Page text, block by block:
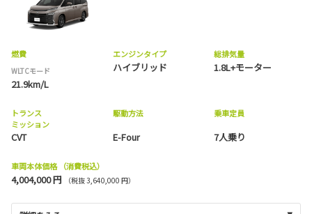
燃費
WLTCモード
21.9km/L
エンジンタイプ
ハイブリッド
総排気量
1.8L+モーター
トランス
ミッション
CVT
駆動方法
E-Four
乗車定員
7人乗り
車両本体価格 （消費税込）
4,004,000 円 （税抜 3,640,000 円）